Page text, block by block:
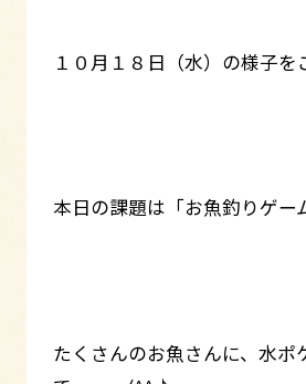
１０月１８日（水）の様子を
本日の課題は「お魚釣りゲー
たくさんのお魚さんに、水ポ